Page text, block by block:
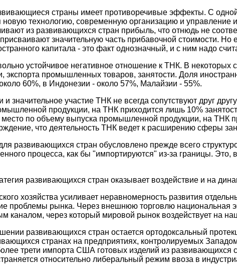
страны имеет противоречивые эффекты. С
технологию, современную организацию и управление
из развивающихся стран прибыль, что отнюдь не
значительную часть прибавочной стоимости.
капитала - это факт однозначный, и с ним надо
устойчивое негативное отношение к ТНК. В
промышленных товаров, занятости. Доля
60%, в Индонезии - около 57%, Малайзии - 55%.
значительное участие ТНК не всегда сопутствуют друг
продукции, на ТНК приходится лишь 10%
по объему выпуска промышленной продукции, на ТНК
что деятельность ТНК ведет к расширению сферы
развивающихся стран обусловлено прежде всего
процесса, как бы "импортируются" из-за границы. Это,
развивающихся стран оказывает воздействие и на
хозяйства усиливает неравномерность развития
проблемы рынка. Через внешнюю торговлю национальная
каналом, через который мировой рынок воздействует на
развивающихся стран остается ортодоксальный
странах на предприятиях, контролируемых
трети импорта США готовых изделий из
относительно либеральный режим ввоза в